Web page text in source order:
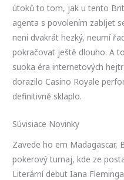
útoků to tom, jak u tento
agenta s povolením zabíjet
není dvakrát hezký, neumí
pokračovat ještě dlouho. A
suoka éra internetových
dorazilo Casino Royale
definitivně sklaplo.
Súvisiace Novinky
Zavede ho em Madagascar,
pokerový turnaj, kde ze
Literární debut Iana